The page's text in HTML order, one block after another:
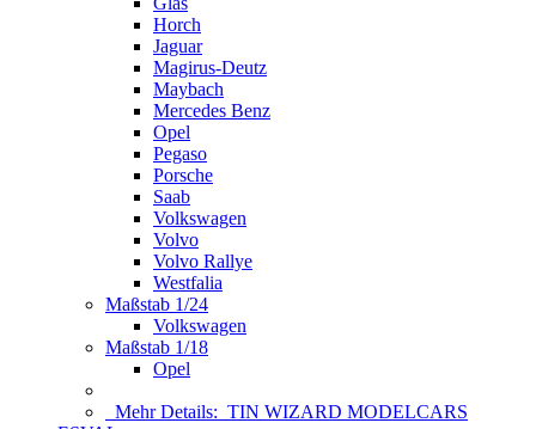
Horch
Jaguar
Magirus-Deutz
Maybach
Mercedes Benz
Opel
Pegaso
Porsche
Saab
Volkswagen
Volvo
Volvo Rallye
Westfalia
Maßstab 1/24
Volkswagen
Maßstab 1/18
Opel
Mehr Details: TIN WIZARD MODELCARS